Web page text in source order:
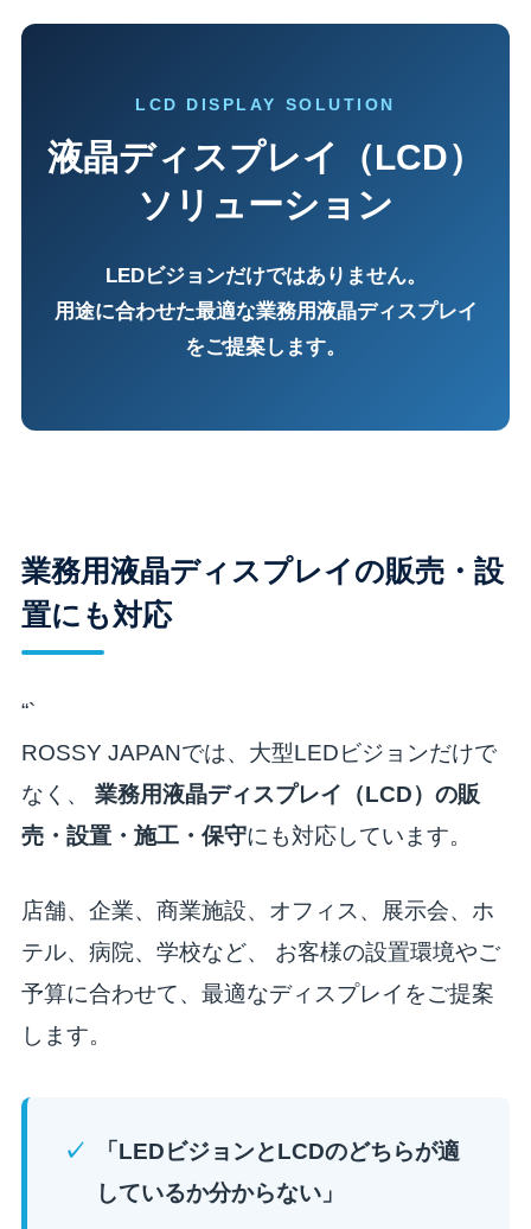
LCD DISPLAY SOLUTION
液晶ディスプレイ（LCD）
ソリューション
LEDビジョンだけではありません。
用途に合わせた最適な業務用液晶ディスプレイ
をご提案します。
業務用液晶ディスプレイの販売・設
置にも対応
“`
ROSSY JAPANでは、大型LEDビジョンだけで
なく、 業務用液晶ディスプレイ（LCD）の販
売・設置・施工・保守にも対応しています。
店舗、企業、商業施設、オフィス、展示会、ホ
テル、病院、学校など、 お客様の設置環境やご
予算に合わせて、最適なディスプレイをご提案
します。
「LEDビジョンとLCDのどちらが適
しているか分からない」